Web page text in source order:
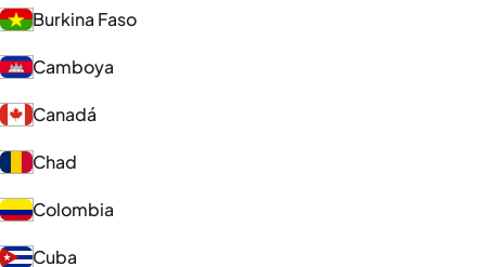
Burkina Faso
Camboya
Canadá
Chad
Colombia
Cuba